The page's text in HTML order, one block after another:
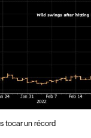
tocar un récord